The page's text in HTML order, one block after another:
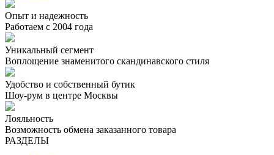
Опыт и надежность
Работаем с 2004 года
Уникальный сегмент
Воплощение знаменитого скандинавского стиля
Удобство и собственный бутик
Шоу-рум в центре Москвы
Лояльность
Возможность обмена заказанного товара
РАЗДЕЛЫ